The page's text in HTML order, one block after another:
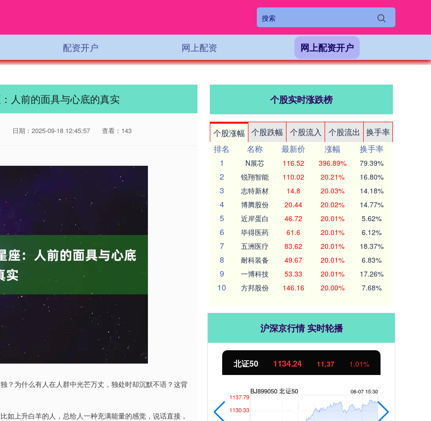
配资开户 网上配资 网上配资开户
人前的面具与心底的真实
日期：2025-09-18 12:45:57 查看：143
？为什么有人在人群中光芒万丈，独处时却沉默不语？这背
上升白羊的人，总给人一种充满能量的感觉，说话直接，
个股实时涨跌榜
个股涨幅 个股跌幅 个股流入 个股流出
换手率
排名
名称 最新价 涨幅
换手率
1
N展芯 116.52 396.89% 79.39%
2 锐翔智能 110.02 20.21% 16.80%
3 志特新材 14.8 20.03% 14.18%
4 博腾股份 20.44 20.02% 14.77%
5 近岸蛋白 46.72 20.01% 5.62%
6 毕得医药 61.6 20.01% 6.12%
7 五洲医疗 83.62 20.01% 18.37%
8 耐科装备 49.67 20.01% 6.83%
9 一博科技 53.33 20.01% 17.26%
10 方邦股份 146.16 20.00% 7.68%
沪深京行情 实时轮播
沪深300 4694.44 43.13 北证50 1134.24 11.37 1.01%